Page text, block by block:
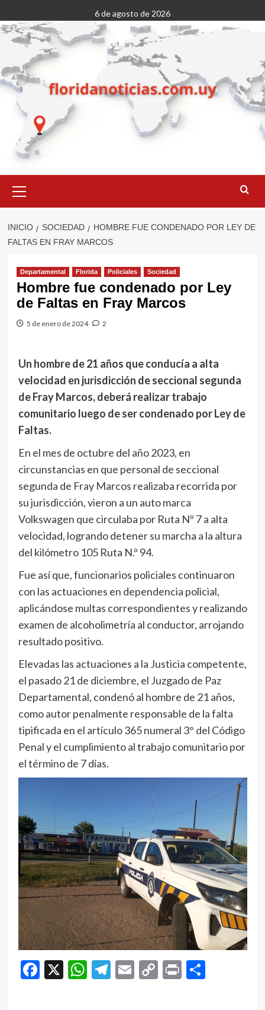
al
contenido
6 de agosto de 2026
primario
INICIO SOCIEDAD
HOMBRE FUE CONDENADO POR LEY DE
FALTAS EN FRAY MARCOS
Departamental Florida Policiales Sociedad
Hombre fue condenado por Ley
de Faltas en Fray Marcos
5 de enero de 2024 2
Un hombre de 21 años que conducía a alta
velocidad en jurisdicción de seccional segunda
de Fray Marcos, deberá realizar trabajo
comunitario luego de ser condenado por Ley de
Faltas.
En el mes de octubre del año 2023, en
circunstancias en que personal de seccional
segunda de Fray Marcos realizaba recorrida por
su jurisdicción, vieron a un auto marca
Volkswagen que circulaba por Ruta Nº 7 a alta
velocidad, logrando detener su marcha a la altura
del kilómetro 105 Ruta N.º 94.
Fue así que, funcionarios policiales continuaron
con las actuaciones en dependencia policial,
aplicándose multas correspondientes y realizando
examen de alcoholimetría al conductor, arrojando
resultado positivo.
Elevadas las actuaciones a la Justicia competente,
el pasado 21 de diciembre, el Juzgado de Paz
Departamental, condenó al hombre de 21 años,
como autor penalmente responsable de la falta
tipificada en el artículo 365 numeral 3° del Código
Penal y el cumplimiento al trabajo comunitario por
el término de 7 días.
Facebook
X WhatsApp
Telegram
EmailCopy
Print